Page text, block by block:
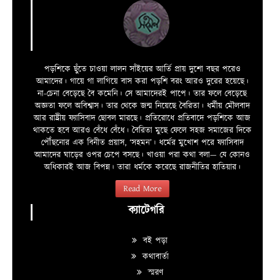
পড়শিকে ছুঁতে চাওয়া লালন সাঁইয়ের আর্তি প্রায় দুশো বছর পরেও
আমাদের। গায়ে গা লাগিয়ে বাস করা পড়শি বরং আরও দুরের হয়েছে।
না-চেনা বেড়েছে বৈ কমেনি। সে আমাদেরই পাপে। তার ফলে বেড়েছে
অজ্ঞতা ফলে অবিশ্বাস। তার থেকে জন্ম নিয়েছে বৈরিতা। ধর্মীয় মৌলবাদ
আর রাষ্ট্রীয় ফ্যাসিবাদ ছোবল মারছে। প্রতিরোধে প্রতিবাদে পড়শিকে আজ
থাকতে হবে আরও বেঁধে বেঁধে। বৈরিতা মুছে ফেলে সহজ সমাজের দিকে
পৌঁছনোর এক বিনীত প্রয়াস, ‘সহমন’। ধর্মের মুখোশ পরে ফ্যাসিবাদ
আমাদের ঘাড়ের ওপর চেপে বসছে। খাওয়া পরা কথা বলা—­­ যে কোনও
অধিকারই আজ বিপন্ন। তারা ধর্মকে করেছে রাজনীতির হাতিয়ার।
Read More
ক্যাটেগরি
বই পড়া
কথাবার্তা
স্মরণ